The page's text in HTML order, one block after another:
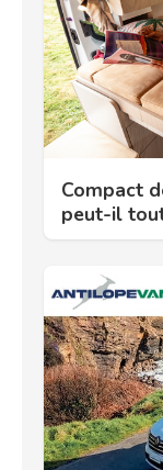
Compact
peut-il